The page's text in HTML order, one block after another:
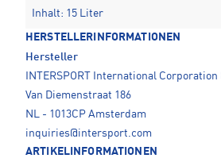
Inhalt: 15 Liter
HERSTELLERINFORMATIONEN
Hersteller
INTERSPORT International Corporation
Van Diemenstraat 186
NL - 1013CP Amsterdam
inquiries@intersport.com
ARTIKELINFORMATIONEN